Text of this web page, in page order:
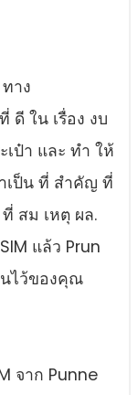
าง
ดี ใน เรื่อง งบ
ป๋า และ ทํา ให้
เป็น ที่ สําคัญ ที่
สม เหตุ ผล.
แล้ว Prun
นไว้ของคุณ
จาก Punne